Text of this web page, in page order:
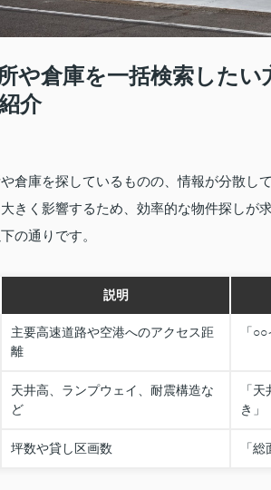
や倉庫を一括検索した
介
倉庫を探しているものの、情報が分散し
きく影響するため、効率的な物件探しが
の通りです。
説明
主要高速道路や空港へのアクセス距
離
「
天井高、ランプウェイ、耐震構造な
ど
「
き」
坪数や貸し区画数 「